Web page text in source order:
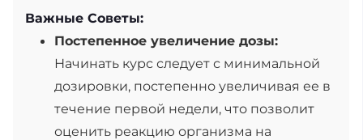
Важные Советы:
Постепенное увеличение дозы:
Начинать курс следует с минимальной
дозировки, постепенно увеличивая ее в
течение первой недели, что позволит
оценить реакцию организма на